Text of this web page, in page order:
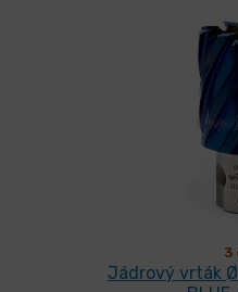
3
Jádrový vrták